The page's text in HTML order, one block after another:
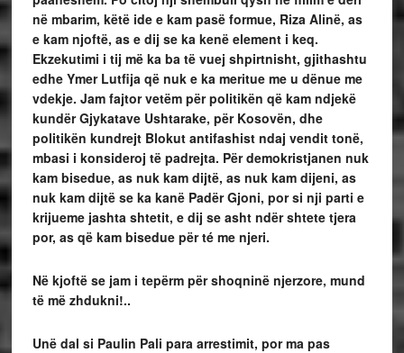
në mbarim, këtë ide e kam pasë formue, Riza Alinë, as
e kam njoftë, as e dij se ka kenë element i keq.
Ekzekutimi i tij më ka ba të vuej shpirtnisht, gjithashtu
edhe Ymer Lutfija që nuk e ka meritue me u dënue me
vdekje. Jam fajtor vetëm për politikën që kam ndjekë
kundër Gjykatave Ushtarake, për Kosovën, dhe
politikën kundrejt Blokut antifashist ndaj vendit tonë,
mbasi i konsideroj të padrejta. Për demokristjanen nuk
kam bisedue, as nuk kam dijtë, as nuk kam dijeni, as
nuk kam dijtë se ka kanë Padër Gjoni, por si nji parti e
krijueme jashta shtetit, e dij se asht ndër shtete tjera
por, as që kam bisedue për té me njeri.
Në kjoftë se jam i tepërm për shoqninë njerzore, mund
të më zhdukni!..
Unë dal si Paulin Pali para arrestimit, por ma pas